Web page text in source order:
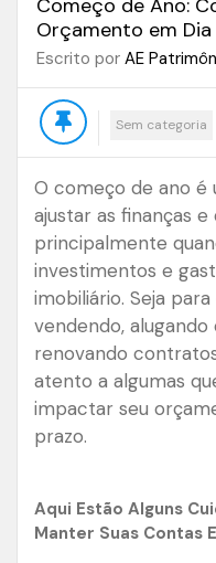
Começo de Ano:
Orçamento em Dia
Escrito por AE
Sem categoria
O começo de ano é
ajustar as finanças
principalmente
investimentos e
imobiliário. Seja
vendendo,
renovando
atento a algumas
impactar seu
prazo.
Aqui Estão Alguns
Manter Suas Contas